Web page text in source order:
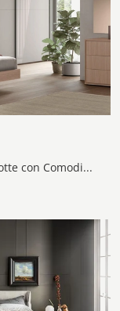
Vuoi allestire la zona notte con Comodini e cassettiere di Maronese? Ecco qui il modello Gruppo Cross in melaminico per spazi moderni.